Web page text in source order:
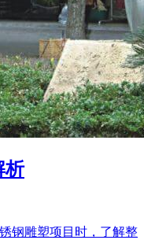
析
钢雕塑项目时，了解整